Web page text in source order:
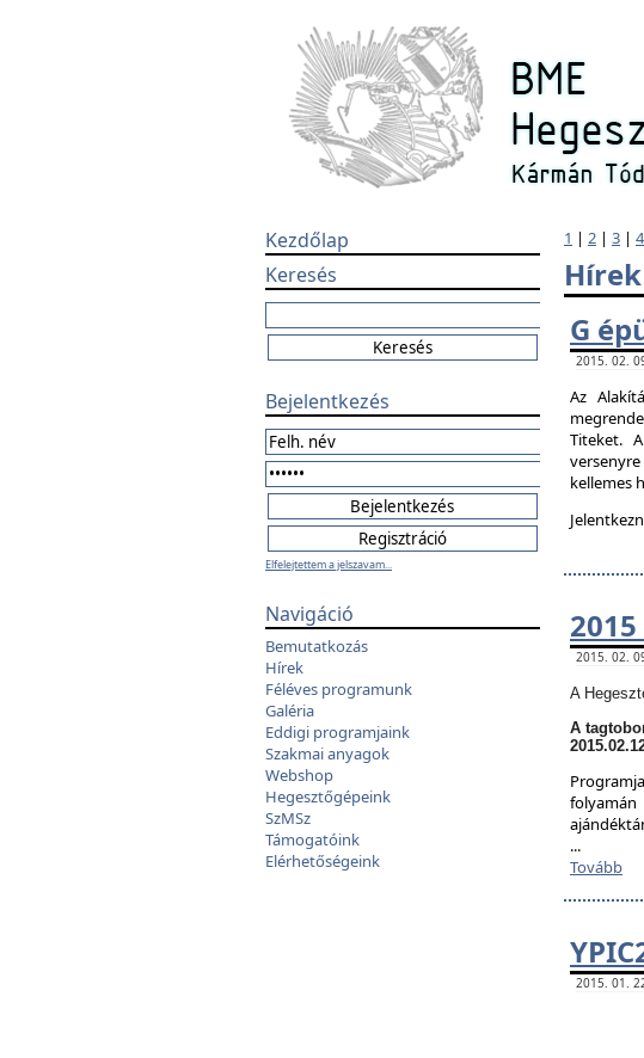
Kezdőlap
Keresés
Bejelentkezés
Elfelejtettem a jelszavam...
Navigáció
Bemutatkozás
Hírek
Féléves programunk
Galéria
Eddigi programjaink
Szakmai anyagok
Webshop
Hegesztőgépeink
SzMSz
Támogatóink
Elérhetőségeink
1 | 2 | 3 | 4
Hírek
G
2015. 02.
Az
Titeket.
kellemes
2015. 02.
A
A
folyamán
...
Tovább
2015. 01.